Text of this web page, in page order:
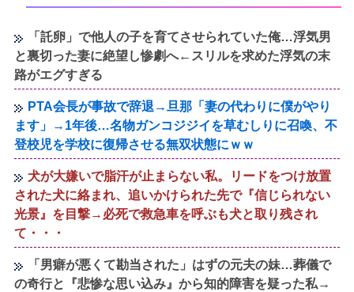
「託卵」で他人の子を育てさせられていた俺…浮気男
と裏切った妻に絶望し惨劇へ←スリルを求めた浮気の末
路がエグすぎる
PTA会長が事故で辞退→旦那「妻の代わりに僕がやり
ます」→1年後…名物ガンコジジイを草むしりに召喚、不
登校児を学校に復帰させる無双状態にｗｗ
犬が大嫌いで脂汗が止まらない私。リードをつけ放置
された犬に絡まれ、追いかけられた先で『信じられない
光景』を目撃→必死で救急車を呼ぶも犬と取り残され
て・・・
「男癖が悪くて勘当された」はずの元夫の妹…葬儀で
の奇行と『悲惨な思い込み』から知的障害を疑った私→